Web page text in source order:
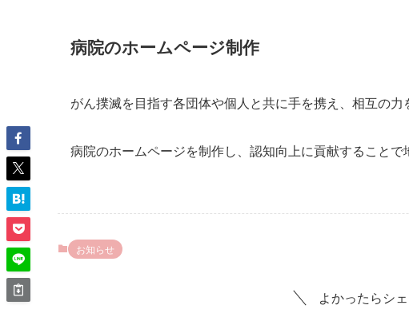
病院のホームページ制作
がん撲滅を目指す各団体や個人と共に手を携え、相互の力
病院のホームページを制作し、認知向上に貢献することで
お知らせ
よかったらシ